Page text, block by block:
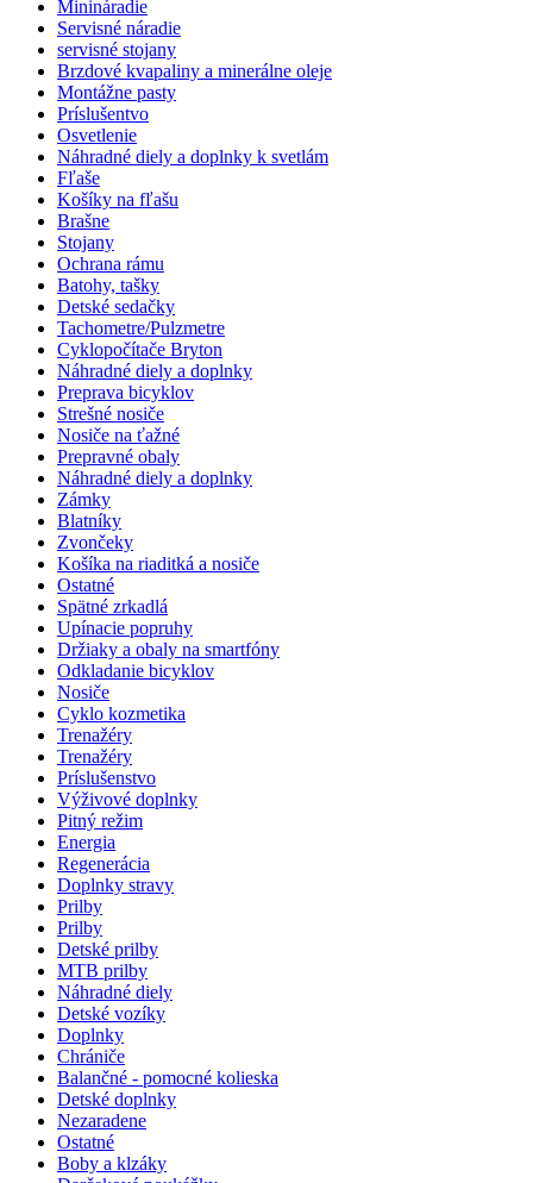
Minináradie
Servisné náradie
servisné stojany
Brzdové kvapaliny a minerálne oleje
Montážne pasty
Príslušentvo
Osvetlenie
Náhradné diely a doplnky k svetlám
Fľaše
Košíky na fľašu
Brašne
Stojany
Ochrana rámu
Batohy, tašky
Detské sedačky
Tachometre/Pulzmetre
Cyklopočítače Bryton
Náhradné diely a doplnky
Preprava bicyklov
Strešné nosiče
Nosiče na ťažné
Prepravné obaly
Náhradné diely a doplnky
Zámky
Blatníky
Zvončeky
Košíka na riaditká a nosiče
Ostatné
Spätné zrkadlá
Upínacie popruhy
Držiaky a obaly na smartfóny
Odkladanie bicyklov
Nosiče
Cyklo kozmetika
Trenažéry
Trenažéry
Príslušenstvo
Výživové doplnky
Pitný režim
Energia
Regenerácia
Doplnky stravy
Prilby
Prilby
Detské prilby
MTB prilby
Náhradné diely
Detské vozíky
Doplnky
Chrániče
Balančné - pomocné kolieska
Detské doplnky
Nezaradene
Ostatné
Boby a klzáky